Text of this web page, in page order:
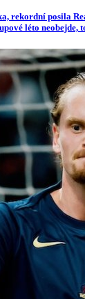
rekordní posila
léto neobejde,